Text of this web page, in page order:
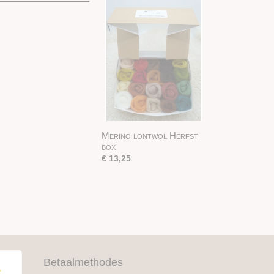
Merino lontwol Herfst
box
€ 13,25
Betaalmethodes